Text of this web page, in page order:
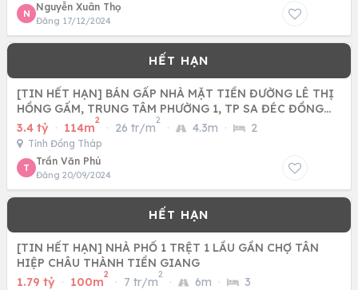
N
Nguyễn Xuân Thọ
Đăng 17/12/2024
[TIN HẾT HẠN] BÁN GẤP NHÀ MẶT TIỀN ĐƯỜNG LÊ THỊ
HỒNG GẤM, TRUNG TÂM PHƯỜNG 1, TP SA ĐÉC ĐỒNG
THÁP
3.4 tỷ · 114m
2
· 26 tr/m
2
· 4.3m · 2
Tỉnh Đồng Tháp
T
Trần Văn Phú
Đăng 20/09/2024
[TIN HẾT HẠN] NHÀ PHỐ 1 TRỆT 1 LẦU GẦN CHỢ TÂN
HIỆP CHÂU THÀNH TIỀN GIANG
1.79 tỷ · 100m
2
· 7 tr/m
2
· 6m · 3